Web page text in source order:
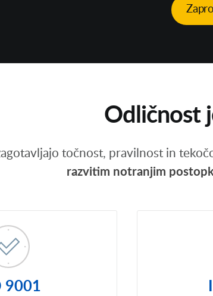
Odličnost
točnost, pravilnost in
razvitim notranjim
9001